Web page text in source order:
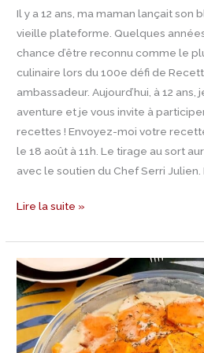
Il y a 12 ans, ma maman lançait son
vieille plateforme. Quelques années
chance d’être reconnu comme le
culinaire lors du 100e défi de
ambassadeur. Aujourd’hui, à 12
aventure et je vous invite à
recettes ! Envoyez-moi votre
le 18 août à 11h. Le tirage au sort
avec le soutien du Chef Serri
Lire la suite »
Recette
gratin
de
patates
douces